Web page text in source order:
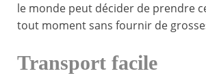
le monde peut décider de prendre
tout moment sans fournir de
Transport facile